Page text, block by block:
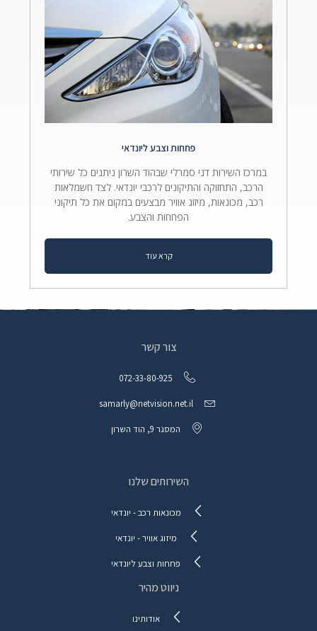
פחחות וצבע ליונדאי​
במרכז השירות דני סמרלי שבהוד השרון ניתנים כל שירותי
הרכב, התחזוקה והתיקונים לרכבי יונדאי. לצד חשמלאות
רכב, מכונאות, מיזוג אוויר מבצעים במקום את כל תיקוני
הפחחות והצבע.
קרא עוד
צור קשר
072-33-80-925
samarly@netvision.net.il
המסגר 9, הוד השרון
השירותים שלנו
מכונאות רכב - יונדאי
מיזוג אוויר - יונדאי
פחחות וצבע ליונדאי
ניווט מהיר
אודותינו